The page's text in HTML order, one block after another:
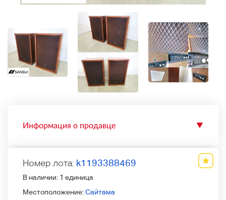
Информация о продавце ▼
Номер лота: k1193388469
В наличии: 1 единица
Местоположение:Сайтама